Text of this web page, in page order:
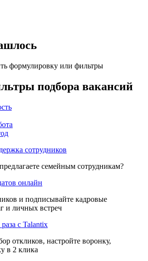
формулировку или фильтры
подбора вакансий
сотрудников
семейным сотрудникам?
онлайн
и подписывайте кадровые
и личных встреч
с Talantix
откликов, настройте воронку,
в 2 клика